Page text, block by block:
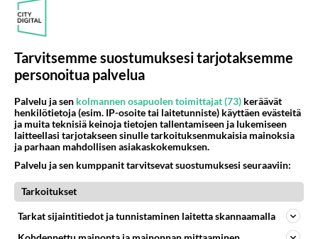
Tarvitsemme suostumuksesi tarjotaksemme
personoitua palvelua
Palvelu ja sen kolmannen osapuolen toimittajat (73) keräävät
henkilötietoja (esim. IP-osoite tai laitetunniste) käyttäen evästeitä
ja muita teknisiä keinoja tietojen tallentamiseen ja lukemiseen
laitteellasi tarjotakseen sinulle tarkoituksenmukaisia mainoksia
ja parhaan mahdollisen asiakaskokemuksen.
Palvelu ja sen kumppanit tarvitsevat suostumuksesi seuraaviin:
Tarkoitukset
Tarkat sijaintitiedot ja tunnistaminen laitetta skannaamalla